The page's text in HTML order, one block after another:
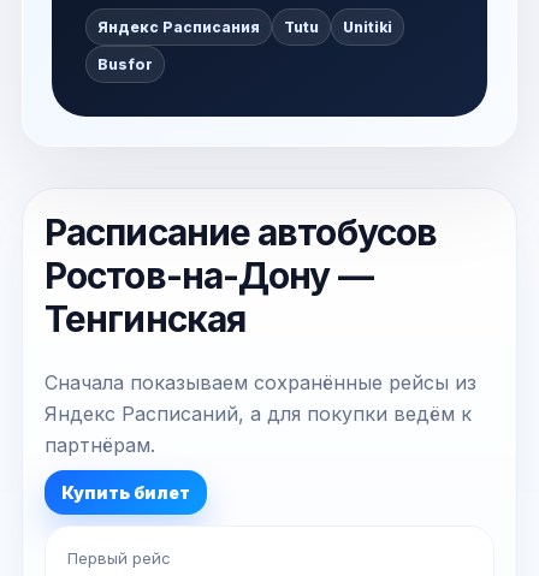
Яндекс Расписания Tutu Unitiki
Busfor
Расписание автобусов
Ростов-на-Дону —
Тенгинская
Сначала показываем сохранённые рейсы из
Яндекс Расписаний, а для покупки ведём к
партнёрам.
Купить билет
Первый рейс